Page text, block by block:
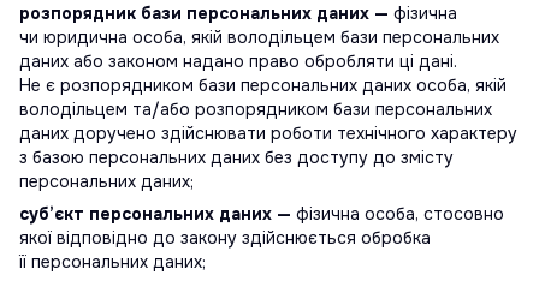
розпорядник бази персональних даних — фізична
чи юридична особа, якій володільцем бази персональних
даних або законом надано право обробляти ці дані.
Не є розпорядником бази персональних даних особа, якій
володільцем та/або розпорядником бази персональних
даних доручено здійснювати роботи технічного характеру
з базою персональних даних без доступу до змісту
персональних даних;
суб’єкт персональних даних — фізична особа, стосовно
якої відповідно до закону здійснюється обробка
її персональних даних;